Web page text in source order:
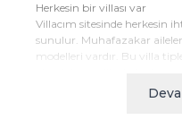
Herkesin bir villası var
Villacım sitesinde herkesin
sunulur. Muhafazakar
modelleri vardır. Bu villa
herhangi bir noktadan